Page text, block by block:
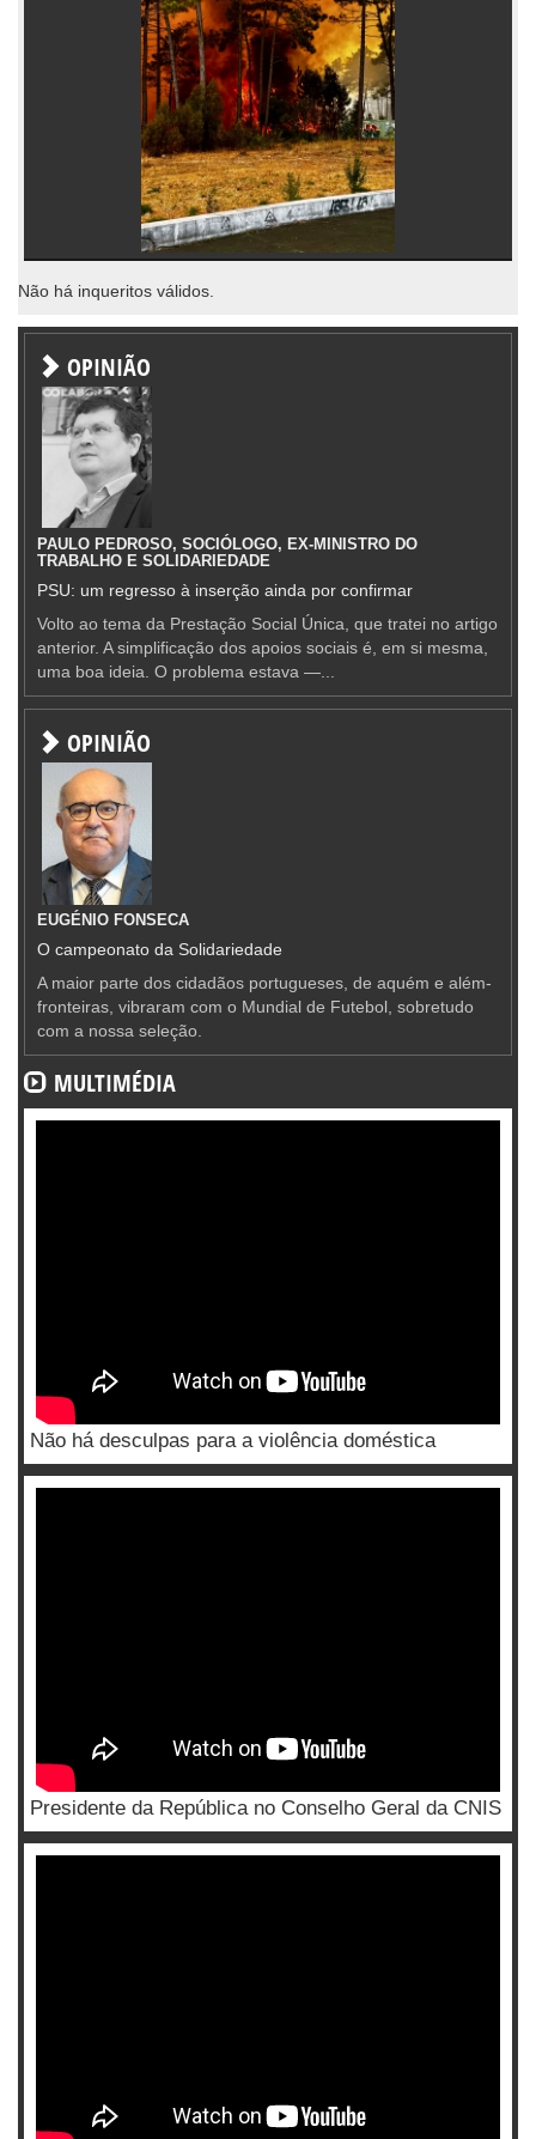
Não há inqueritos válidos.
OPINIÃO
PAULO PEDROSO, SOCIÓLOGO, EX-MINISTRO DO
TRABALHO E SOLIDARIEDADE
PSU: um regresso à inserção ainda por confirmar
Volto ao tema da Prestação Social Única, que tratei no artigo
anterior. A simplificação dos apoios sociais é, em si mesma,
uma boa ideia. O problema estava —...
OPINIÃO
EUGÉNIO FONSECA
O campeonato da Solidariedade
A maior parte dos cidadãos portugueses, de aquém e além-
fronteiras, vibraram com o Mundial de Futebol, sobretudo
com a nossa seleção.
MULTIMÉDIA
Não há desculpas para a violência doméstica
Presidente da República no Conselho Geral da CNIS